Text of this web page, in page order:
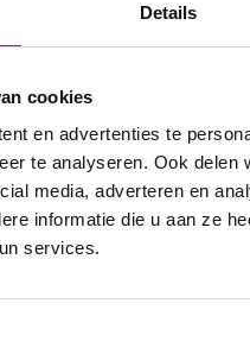
Details
cookies
en advertenties te
te analyseren. Ook
media, adverteren en
informatie die u aan ze
services.